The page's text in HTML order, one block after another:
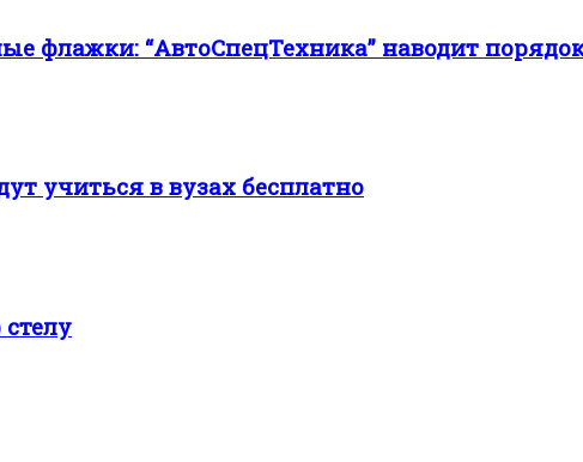
флажки: “АвтоСпецТехника” наводит
учиться в вузах бесплатно